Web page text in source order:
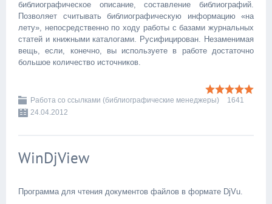
библиографическое описание, составление библиографий.
Позволяет считывать библиографическую информацию «на
лету», непосредственно по ходу работы с базами журнальных
статей и книжными каталогами. Русифицирован. Незаменимая
вещь, если, конечно, вы используете в работе достаточно
большое количество источников.
Работа со ссылками (библиографические менеджеры)
1641
24.04.2012
WinDjView
Программа для чтения документов файлов в формате DjVu.